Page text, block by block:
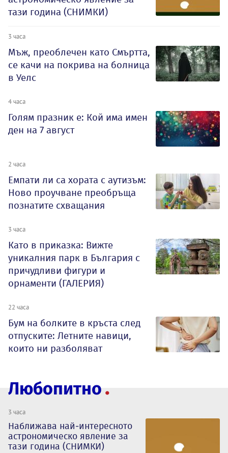
тази година (СНИМКИ)
3 часа
Мъж, преоблечен като Смъртта,
се качи на покрива на болница
в Уелс
4 часа
Голям празник е: Кой има имен
ден на 7 август
2 часа
Емпати ли са хората с аутизъм:
Ново проучване преобръща
познатите схващания
3 часа
Като в приказка: Вижте
уникалния парк в България с
причудливи фигури и
орнаменти (ГАЛЕРИЯ)
22 часа
Бум на болките в кръста след
отпуските: Летните навици,
които ни разболяват
Любопитно
3 часа
Наближава най-интересното
астрономическо явление за
тази година (СНИМКИ)